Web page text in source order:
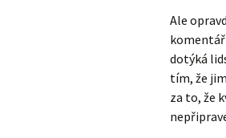
Ale
dotýká
tím, že
za to, že